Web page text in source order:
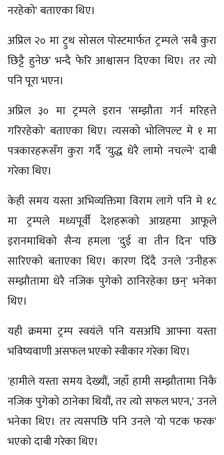
नरहेको' बताएका थिए।
अप्रिल २० मा ट्रुथ सोसल पोस्टमार्फत ट्रम्पले 'सबै कुरा
छिट्टै हुनेछ' भन्दै फेरि आश्वासन दिएका थिए। तर त्यो
पनि पूरा भएन।
अप्रिल ३० मा ट्रम्पले इरान 'सम्झौता गर्न मरिहत्ते
गरिरहेको' बताएका थिए। त्यसको भोलिपल्ट मे १ मा
पत्रकारहरूसँग कुरा गर्दै 'युद्ध धेरै लामो नचल्ने' दाबी
गरेका थिए।
केही समय यस्ता अभिव्यक्तिमा विराम लागे पनि मे १८
मा ट्रम्पले मध्यपूर्वी देशहरूको आग्रहमा आफूले
इरानमाथिको सैन्य हमला 'दुई वा तीन दिन' पछि
सारिएको बताएका थिए। कारण दिँदै उनले 'उनीहरू
सम्झौतामा धेरै नजिक पुगेको ठानिरहेका छन्' भनेका
थिए।
यही क्रममा ट्रम्प स्वयंले पनि यसअघि आफ्ना यस्ता
भविष्यवाणी असफल भएको स्वीकार गरेका थिए।
'हामीले यस्ता समय देख्यौं, जहाँ हामी सम्झौतामा निकै
नजिक पुगेको ठानेका थियौं, तर त्यो सफल भएन,' उनले
भनेका थिए। तर त्यसपछि पनि उनले 'यो पटक फरक'
भएको दाबी गरेका थिए।